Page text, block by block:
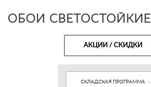
ОБОИ СВЕТОСТОЙКИЕ
АКЦИИ / СКИДКИ
СКЛАДСКАЯ ПРОГРАММА